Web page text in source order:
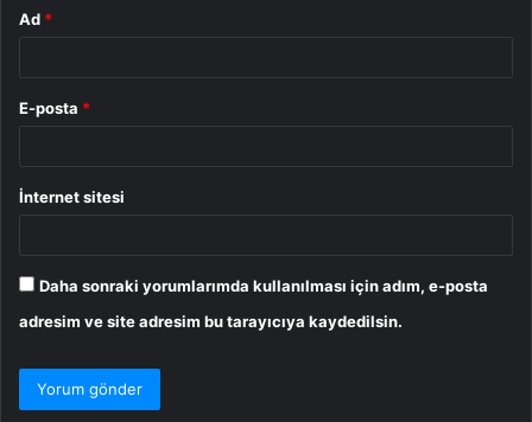
Ad *
E-posta *
İnternet sitesi
Daha sonraki yorumlarımda kullanılması için adım, e-posta
adresim ve site adresim bu tarayıcıya kaydedilsin.